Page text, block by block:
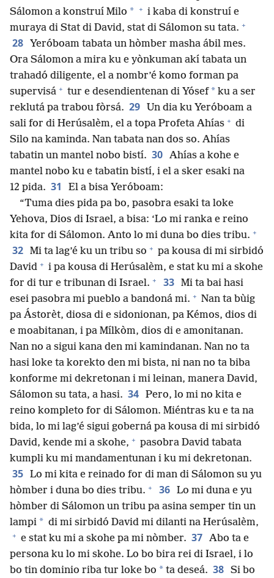
Sálomon a konstruí Milo * + i kaba di konstruí e
muraya di Stat di David, stat di Sálomon su tata. +
28
Yeróboam tabata un hòmber masha ábil mes.
Ora Sálomon a mira ku e yònkuman akí tabata un
trahadó diligente, el a nombr’é komo forman pa
supervisá + tur e desendientenan di Yósef * ku a ser
reklutá pa trabou fòrsá. 29
Un dia ku Yeróboam a
sali for di Herúsalèm, el a topa Profeta Ahías + di
Silo na kaminda. Nan tabata nan dos so. Ahías
tabatin un mantel nobo bistí. 30 Ahías a kohe e
mantel nobo ku e tabatin bistí, i el a sker esaki na
12 pida. 31
El a bisa Yeróboam:
“Tuma dies pida pa bo, pasobra esaki ta loke
Yehova, Dios di Israel, a bisa: ‘Lo mi ranka e reino
kita for di Sálomon. Anto lo mi duna bo dies tribu. +
32 Mi ta lag’é ku un tribu so + pa kousa di mi sirbidó
David + i pa kousa di Herúsalèm, e stat ku mi a skohe
for di tur e tribunan di Israel. + 33 Mi ta bai hasi
esei pasobra mi pueblo a bandoná mi. + Nan ta bùig
pa Ástorèt, diosa di e sidonionan, pa Kémos, dios di
e moabitanan, i pa Mílkòm, dios di e amonitanan.
Nan no a sigui kana den mi kamindanan. Nan no ta
hasi loke ta korekto den mi bista, ni nan no ta biba
konforme mi dekretonan i mi leinan, manera David,
Sálomon su tata, a hasi. 34 Pero, lo mi no kita e
reino kompleto for di Sálomon. Miéntras ku e ta na
bida, lo mi lag’é sigui goberná pa kousa di mi sirbidó
David, kende mi a skohe, + pasobra David tabata
kumpli ku mi mandamentunan i ku mi dekretonan.
35 Lo mi kita e reinado for di man di Sálomon su yu
hòmber i duna bo dies tribu. + 36 Lo mi duna e yu
hòmber di Sálomon un tribu pa asina semper tin un
lampi * di mi sirbidó David mi dilanti na Herúsalèm,
+ e stat ku mi a skohe pa mi nòmber. 37 Abo ta e
persona ku lo mi skohe. Lo bo bira rei di Israel, i lo
bo tin dominio riba tur loke bo * ta deseá. 38 Si bo